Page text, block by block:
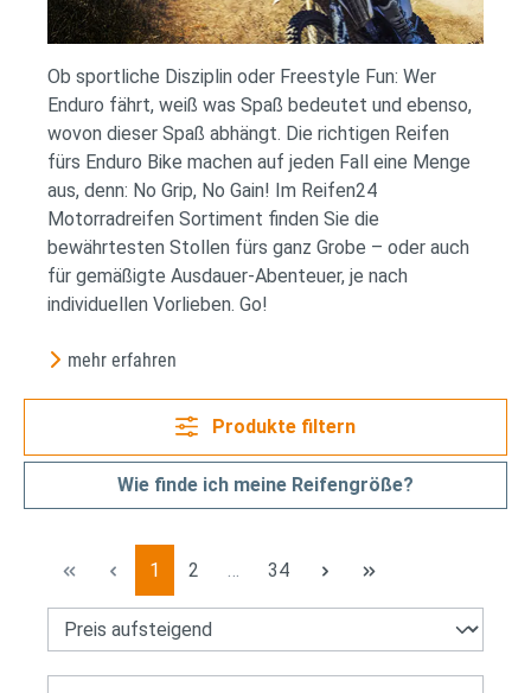
Ob sportliche Disziplin oder Freestyle Fun: Wer
Enduro fährt, weiß was Spaß bedeutet und ebenso,
wovon dieser Spaß abhängt. Die richtigen Reifen
fürs Enduro Bike machen auf jeden Fall eine Menge
aus, denn: No Grip, No Gain! Im Reifen24
Motorradreifen Sortiment finden Sie die
bewährtesten Stollen fürs ganz Grobe – oder auch
für gemäßigte Ausdauer-Abenteuer, je nach
individuellen Vorlieben. Go!
mehr erfahren
Produkte filtern
Wie finde ich meine Reifengröße?
Seite
1 Seite
2 … Seite
34